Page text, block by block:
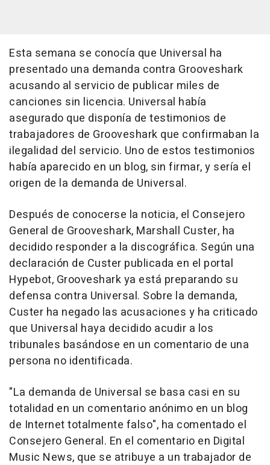
Esta semana se conocía que Universal ha
presentado una demanda contra Grooveshark
acusando al servicio de publicar miles de
canciones sin licencia. Universal había
asegurado que disponía de testimonios de
trabajadores de Grooveshark que confirmaban la
ilegalidad del servicio. Uno de estos testimonios
había aparecido en un blog, sin firmar, y sería el
origen de la demanda de Universal.
Después de conocerse la noticia, el Consejero
General de Grooveshark, Marshall Custer, ha
decidido responder a la discográfica. Según una
declaración de Custer publicada en el portal
Hypebot, Grooveshark ya está preparando su
defensa contra Universal. Sobre la demanda,
Custer ha negado las acusaciones y ha criticado
que Universal haya decidido acudir a los
tribunales basándose en un comentario de una
persona no identificada.
"La demanda de Universal se basa casi en su
totalidad en un comentario anónimo en un blog
de Internet totalmente falso", ha comentado el
Consejero General. En el comentario en Digital
Music News, que se atribuye a un trabajador de